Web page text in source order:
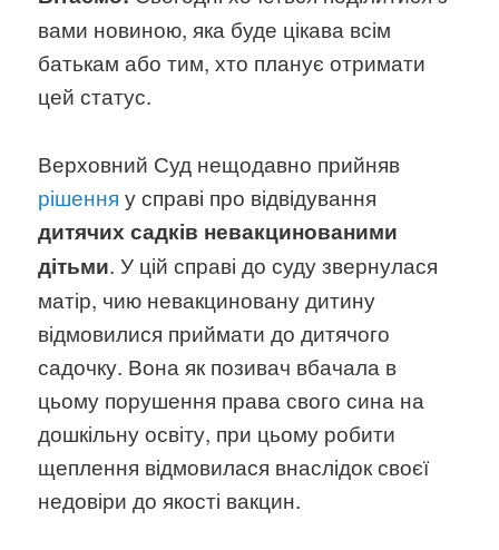
вами новиною, яка буде цікава всім
батькам або тим, хто планує отримати
цей статус.
Верховний Суд нещодавно прийняв
рішення у справі про відвідування
дитячих садків невакцинованими
дітьми. У цій справі до суду звернулася
матір, чию невакциновану дитину
відмовилися приймати до дитячого
садочку. Вона як позивач вбачала в
цьому порушення права свого сина на
дошкільну освіту, при цьому робити
щеплення відмовилася внаслідок своєї
недовіри до якості вакцин.